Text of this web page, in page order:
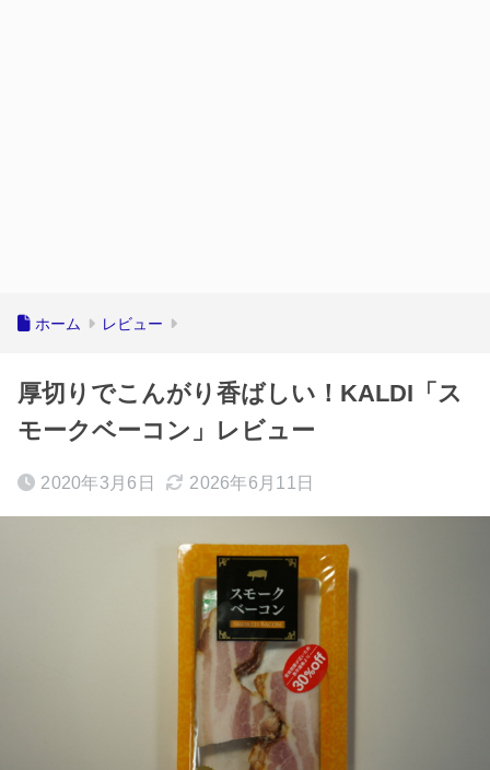
ホーム レビュー
厚切りでこんがり香ばしい！KALDI「ス
モークベーコン」レビュー
2020年3月6日 2026年6月11日